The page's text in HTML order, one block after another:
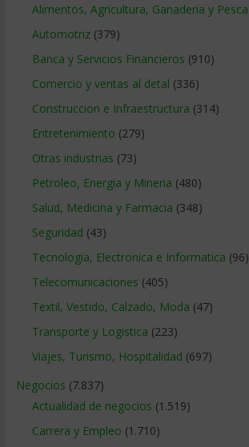
Alimentos, Agricultura, Ganaderia y Pesca
Automotriz(379)
Banca y Servicios Financieros (910)
Comercio y ventas al detal (336)
Construccion e Infraestructura (314)
Entretenimiento (279)
Otras industrias (73)
Petroleo, Energia y Mineria (480)
Salud, Medicina y Farmacia (348)
Seguridad (43)
Tecnologia, Electronica e Informatica (96)
Telecomunicaciones (405)
Textil, Vestido, Calzado, Moda (47)
Transporte y Logistica (223)
Viajes, Turismo, Hospitalidad (697)
Negocios (7.837)
Actualidad de negocios (1.519)
Carrera y Empleo (1.710)